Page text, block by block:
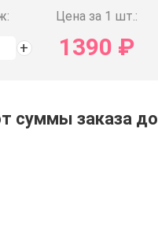
Цена за 1 шт.:
1390 ₽
суммы заказа до